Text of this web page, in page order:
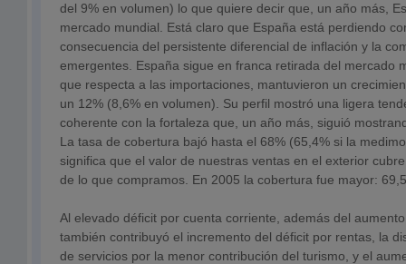
del 9% en volumen) lo que quiere decir que, un año más,
mercado mundial. Está claro que España está perdiendo
consecuencia del persistente diferencial de inflación y la
emergentes. España sigue en franca retirada del mercado
que respecta a las importaciones, mantuvieron un
un 12% (8,6% en volumen). Su perfil mostró una ligera
coherente con la fortaleza que, un año más, siguió
La tasa de cobertura bajó hasta el 68% (65,4% si la
significa que el valor de nuestras ventas en el exterior
de lo que compramos. En 2005 la cobertura fue mayor:
Al elevado déficit por cuenta corriente, además del
también contribuyó el incremento del déficit por rentas, la
de servicios por la menor contribución del turismo, y el